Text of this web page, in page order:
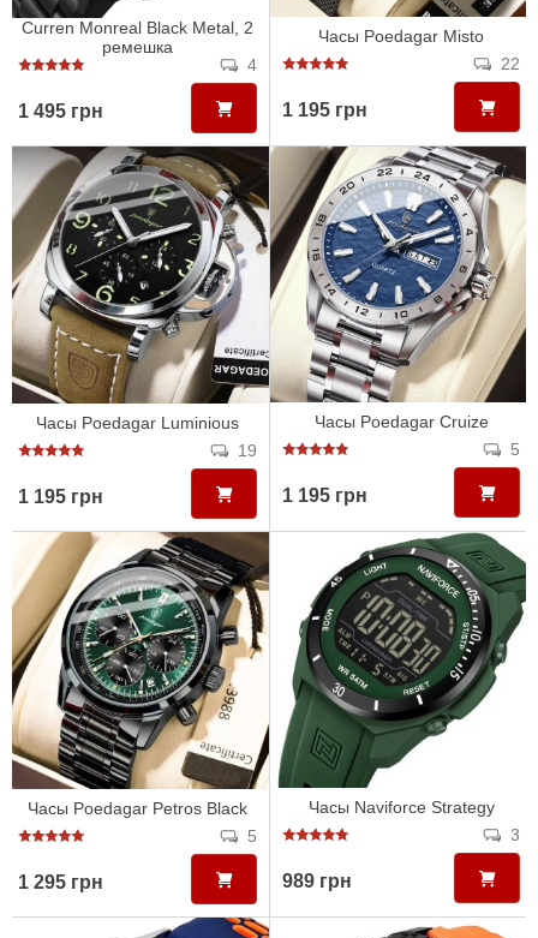
Curren Monreal Black Metal, 2
ремешка
4
1 495 грн
Часы Poedagar Misto
22
1 195 грн
Часы Poedagar Luminious
19
1 195 грн
Часы Poedagar Cruize
5
1 195 грн
Часы Poedagar Petros Black
5
1 295 грн
Часы Naviforce Strategy
3
989 грн